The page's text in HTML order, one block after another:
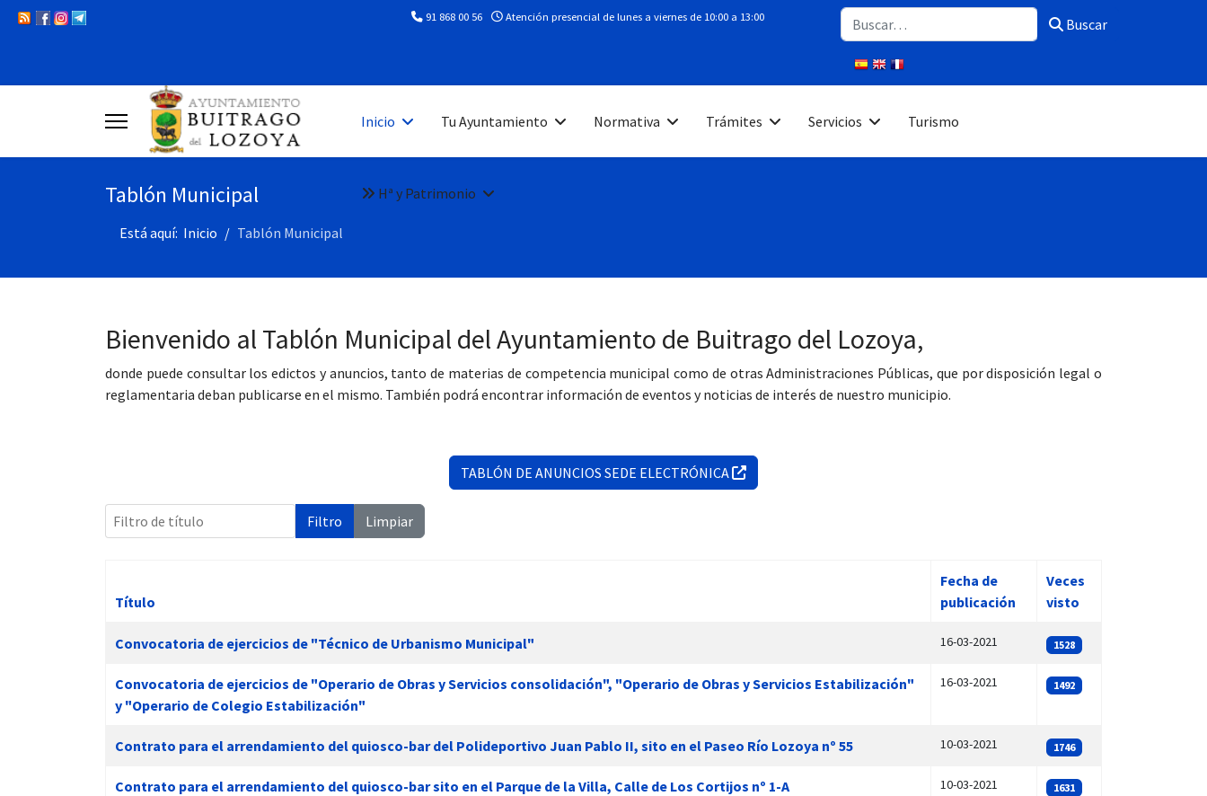
91 868 00 56 Atención presencial de lunes a viernes de 10:00 a 13:00 Buscar Buscar
Inicio Tu Ayuntamiento Normativa Trámites Servicios Turismo
Hª y Patrimonio
Tablón Municipal
Está aquí: Inicio Tablón Municipal
Bienvenido al Tablón Municipal del Ayuntamiento de Buitrago del Lozoya,
donde puede consultar los edictos y anuncios, tanto de materias de competencia municipal como de otras Administraciones Públicas, que por disposición legal o
reglamentaria deban publicarse en el mismo. También podrá encontrar información de eventos y noticias de interés de nuestro municipio.
TABLÓN DE ANUNCIOS SEDE ELECTRÓNICA
Filtro de título Filtro Limpiar
Título
Fecha de
publicación
Veces
visto
Convocatoria de ejercicios de "Técnico de Urbanismo Municipal" 16-03-2021 1528
Convocatoria de ejercicios de "Operario de Obras y Servicios consolidación", "Operario de Obras y Servicios Estabilización"
y "Operario de Colegio Estabilización"
16-03-2021 1492
Contrato para el arrendamiento del quiosco-bar del Polideportivo Juan Pablo II, sito en el Paseo Río Lozoya nº 55 10-03-2021 1746
Contrato para el arrendamiento del quiosco-bar sito en el Parque de la Villa, Calle de Los Cortijos nº 1-A 10-03-2021 1631